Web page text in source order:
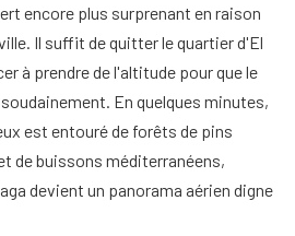
encore plus surprenant en raison
Il suffit de quitter le quartier d'El
à prendre de l'altitude pour que le
En quelques minutes,
est entouré de forêts de pins
de buissons méditerranéens,
devient un panorama aérien digne